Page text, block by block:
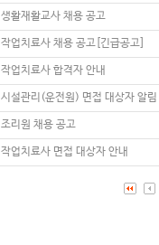
생활재활교사 채용 공고
작업치료사 채용 공고[긴급공고]
작업치료사 합격자 안내
시설관리(운전원) 면접 대상자 알림
조리원 채용 공고
작업치료사 면접 대상자 안내